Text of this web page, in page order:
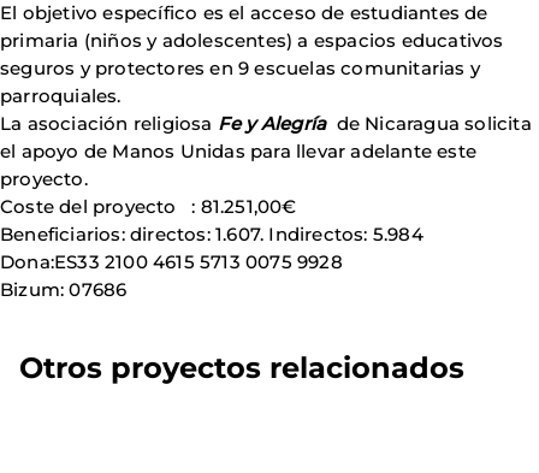
El objetivo específico es el acceso de estudiantes de
primaria (niños y adolescentes) a espacios educativos
seguros y protectores en 9 escuelas comunitarias y
parroquiales.
La asociación religiosa Fe y Alegríade Nicaragua solicita
el apoyo de Manos Unidas para llevar adelante este
proyecto.
Coste del proyecto : 81.251,00€
Beneficiarios: directos: 1.607. Indirectos: 5.984
Dona:ES33 2100 4615 5713 0075 9928
Bizum: 07686
Otros proyectos relacionados